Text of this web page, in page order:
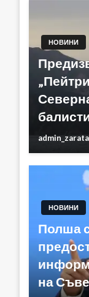
НОВИНИ
НОВИНИ
Полша
на